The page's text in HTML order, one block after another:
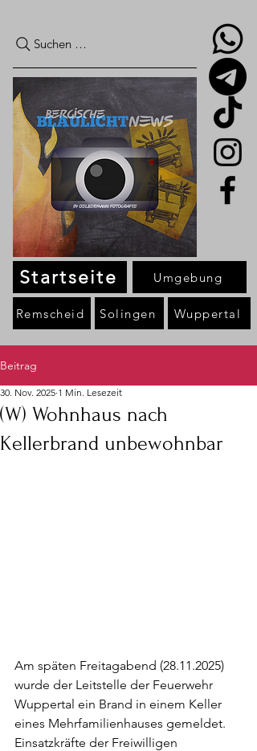
Suchen …
Startseite
Remscheid Solingen Wuppertal
Umgebung
Beitrag
(W) Wohnhaus nach
Kellerbrand unbewohnbar
30. Nov. 2025 1 Min. Lesezeit
Am späten Freitagabend (28.11.2025)
wurde der Leitstelle der Feuerwehr
Wuppertal ein Brand in einem Keller
eines Mehrfamilienhauses gemeldet.
Einsatzkräfte der Freiwilligen